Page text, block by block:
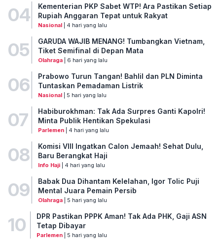
04
Kementerian PKP Sabet WTP! Ara Pastikan Setiap
Rupiah Anggaran Tepat untuk Rakyat
Nasional| 4 hari yang lalu
05
GARUDA WAJIB MENANG! Tumbangkan Vietnam,
Tiket Semifinal di Depan Mata
Olahraga| 6 hari yang lalu
06
Prabowo Turun Tangan! Bahlil dan PLN Diminta
Tuntaskan Pemadaman Listrik
Nasional| 5 hari yang lalu
07
Habiburokhman: Tak Ada Surpres Ganti Kapolri!
Minta Publik Hentikan Spekulasi
Parlemen| 4 hari yang lalu
08
Komisi VIII Ingatkan Calon Jemaah! Sehat Dulu,
Baru Berangkat Haji
Info Haji| 4 hari yang lalu
09
Babak Dua Dihantam Kelelahan, Igor Tolic Puji
Mental Juara Pemain Persib
Olahraga| 5 hari yang lalu
10
DPR Pastikan PPPK Aman! Tak Ada PHK, Gaji ASN
Tetap Dibayar
Parlemen| 5 hari yang lalu